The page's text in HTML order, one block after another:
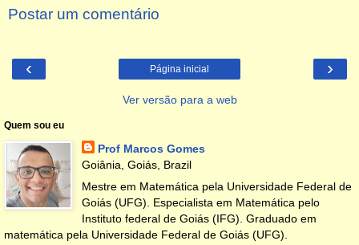
Postar um comentário
‹ ›
Página inicial
Ver versão para a web
Quem sou eu
Prof Marcos Gomes
Goiânia, Goiás, Brazil
Mestre em Matemática pela Universidade Federal de
Goiás (UFG). Especialista em Matemática pelo
Instituto federal de Goiás (IFG). Graduado em
matemática pela Universidade Federal de Goiás (UFG).